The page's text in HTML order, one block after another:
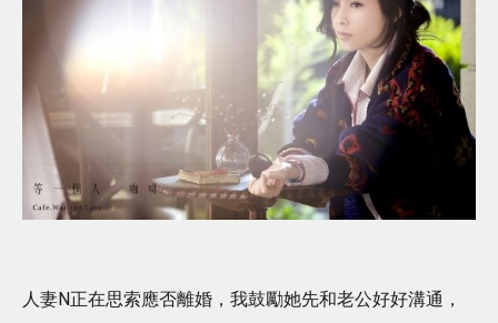
人妻N正在思索應否離婚，我鼓勵她先和老公好好溝通，